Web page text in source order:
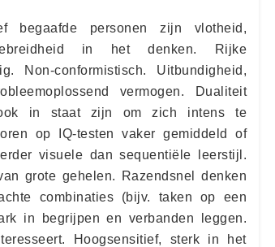
begaafde personen zijn vlotheid,
in het denken. Rijke
Non-conformistisch. Uitbundigheid,
vermogen. Dualiteit
in staat zijn om zich intens te
op IQ-testen vaker gemiddeld of
visuele dan sequentiële leerstijl.
grote gehelen. Razendsnel denken
combinaties (bijv. taken op een
in begrijpen en verbanden leggen.
Hoogsensitief, sterk in het